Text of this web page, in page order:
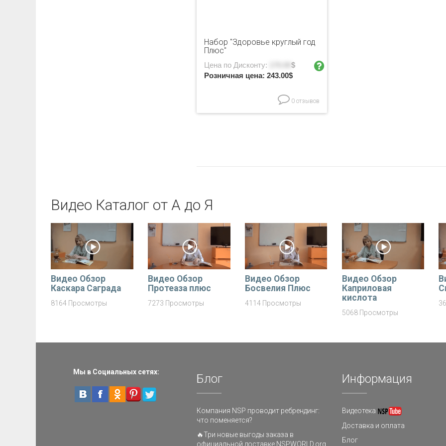
Набор "Здоровье круглый год
Плюс"
Цена по Дисконту:
$
Розничная цена: 243.00$
0 отзывов
Видео Каталог от А до Я
Видео Обзор
Каскара Саграда
8164 Просмотры
Видео Обзор
Протеаза плюс
7273 Просмотры
Видео Обзор
Босвелия Плюс
4114 Просмотры
Видео Обзор
Каприловая
кислота
5068 Просмотры
Мы в Социальных сетях: Блог
Компания NSP проводит ребрендинг:
что поменяется?
🔥Три новые выгоды заказа в
официальной доставке NSPWORLD.org
Информация
Видеотека
Доставка и оплата
Блог